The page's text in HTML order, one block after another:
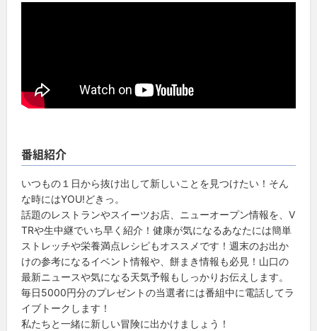
番組紹介
いつもの１日から抜け出して新しいことを見つけたい！そん
な時にはYOU!どきっ。
話題のレストランやスイーツお店、ニューオープン情報を、V
TRや生中継でいち早く紹介！健康が気になるあなたには簡単
ストレッチや栄養満点レシピもオススメです！週末のお出か
けの参考になるイベント情報や、餅まき情報も必見！山口の
最新ニュースや気になる天気予報もしっかりお伝えします。
毎日5000円分のプレゼントの当選者には番組中に電話してラ
イブトークします！
私たちと一緒に新しい冒険に出かけましょう！